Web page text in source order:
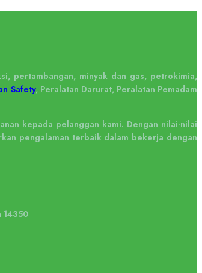
pertambangan, minyak dan gas, petrokimia,
Safety, Peralatan Darurat, Peralatan Pemadam
kepada pelanggan kami. Dengan nilai-nilai
pengalaman terbaik dalam bekerja dengan
14350